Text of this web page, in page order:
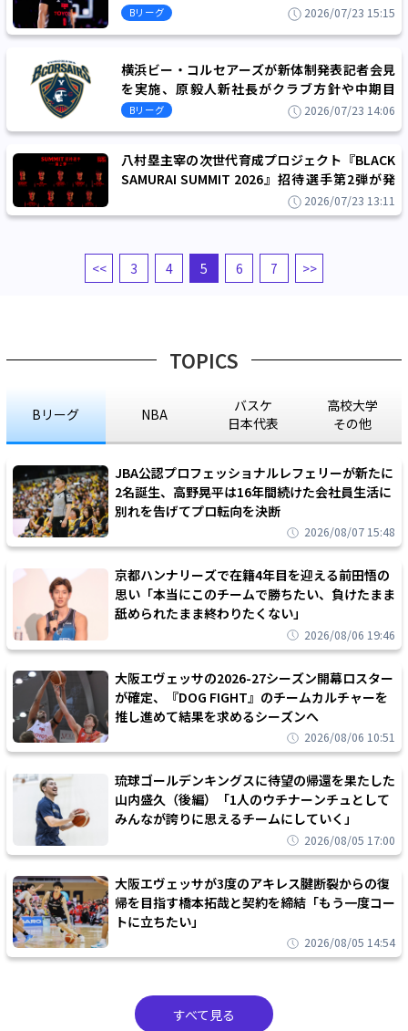
上げた思い出はいつまでも大切にいたします」
Bリーグ 2026/07/23 15:15
横浜ビー・コルセアーズが新体制発表記者会見
を実施、原毅人新社長がクラブ方針や中期目
標、新アリーナ構想について語る
Bリーグ 2026/07/23 14:06
八村塁主宰の次世代育成プロジェクト『BLACK
SAMURAI SUMMIT 2026』招待選手第2弾が発
表、U18世代のトップ選手が集結2026/07/23 13:11
<< 3 4 5 6 7 >>
TOPICS
Bリーグ NBA
バスケ
日本代表
高校大学
その他
JBA公認プロフェッショナルレフェリーが新たに
2名誕生、高野晃平は16年間続けた会社員生活に
別れを告げてプロ転向を決断
2026/08/07 15:48
京都ハンナリーズで在籍4年目を迎える前田悟の
思い「本当にこのチームで勝ちたい、負けたまま
舐められたまま終わりたくない」
2026/08/06 19:46
大阪エヴェッサの2026-27シーズン開幕ロスター
が確定、『DOG FIGHT』のチームカルチャーを
推し進めて結果を求めるシーズンへ
2026/08/06 10:51
琉球ゴールデンキングスに待望の帰還を果たした
山内盛久（後編）「1人のウチナーンチュとして
みんなが誇りに思えるチームにしていく」
2026/08/05 17:00
大阪エヴェッサが3度のアキレス腱断裂からの復
帰を目指す橋本拓哉と契約を締結「もう一度コー
トに立ちたい」
2026/08/05 14:54
すべて見る